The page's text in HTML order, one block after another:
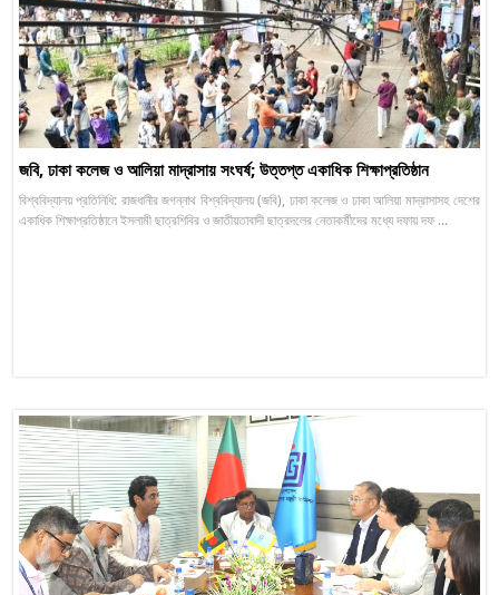
জবি, ঢাকা কলেজ ও আলিয়া মাদ্রাসায় সংঘর্ষ; উত্তপ্ত একাধিক শিক্ষাপ্রতিষ্ঠান
বিশ্ববিদ্যালয় প্রতিনিধি: রাজধানীর জগন্নাথ বিশ্ববিদ্যালয় (জবি), ঢাকা কলেজ ও ঢাকা আলিয়া মাদ্রাসাসহ দেশের
একাধিক শিক্ষাপ্রতিষ্ঠানে ইসলামী ছাত্রশিবির ও জাতীয়তাবাদী ছাত্রদলের নেতাকর্মীদের মধ্যে দফায় দফ ...